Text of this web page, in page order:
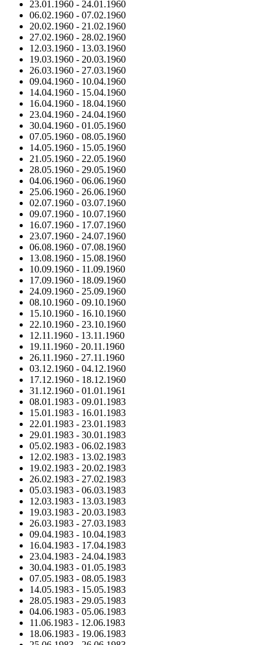
23.01.1960 - 24.01.1960
06.02.1960 - 07.02.1960
20.02.1960 - 21.02.1960
27.02.1960 - 28.02.1960
12.03.1960 - 13.03.1960
19.03.1960 - 20.03.1960
26.03.1960 - 27.03.1960
09.04.1960 - 10.04.1960
14.04.1960 - 15.04.1960
16.04.1960 - 18.04.1960
23.04.1960 - 24.04.1960
30.04.1960 - 01.05.1960
07.05.1960 - 08.05.1960
14.05.1960 - 15.05.1960
21.05.1960 - 22.05.1960
28.05.1960 - 29.05.1960
04.06.1960 - 06.06.1960
25.06.1960 - 26.06.1960
02.07.1960 - 03.07.1960
09.07.1960 - 10.07.1960
16.07.1960 - 17.07.1960
23.07.1960 - 24.07.1960
06.08.1960 - 07.08.1960
13.08.1960 - 15.08.1960
10.09.1960 - 11.09.1960
17.09.1960 - 18.09.1960
24.09.1960 - 25.09.1960
08.10.1960 - 09.10.1960
15.10.1960 - 16.10.1960
22.10.1960 - 23.10.1960
12.11.1960 - 13.11.1960
19.11.1960 - 20.11.1960
26.11.1960 - 27.11.1960
03.12.1960 - 04.12.1960
17.12.1960 - 18.12.1960
31.12.1960 - 01.01.1961
08.01.1983 - 09.01.1983
15.01.1983 - 16.01.1983
22.01.1983 - 23.01.1983
29.01.1983 - 30.01.1983
05.02.1983 - 06.02.1983
12.02.1983 - 13.02.1983
19.02.1983 - 20.02.1983
26.02.1983 - 27.02.1983
05.03.1983 - 06.03.1983
12.03.1983 - 13.03.1983
19.03.1983 - 20.03.1983
26.03.1983 - 27.03.1983
09.04.1983 - 10.04.1983
16.04.1983 - 17.04.1983
23.04.1983 - 24.04.1983
30.04.1983 - 01.05.1983
07.05.1983 - 08.05.1983
14.05.1983 - 15.05.1983
28.05.1983 - 29.05.1983
04.06.1983 - 05.06.1983
11.06.1983 - 12.06.1983
18.06.1983 - 19.06.1983